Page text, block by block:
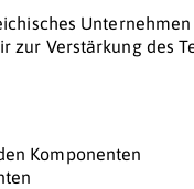
zur Verstärkung des
Komponenten